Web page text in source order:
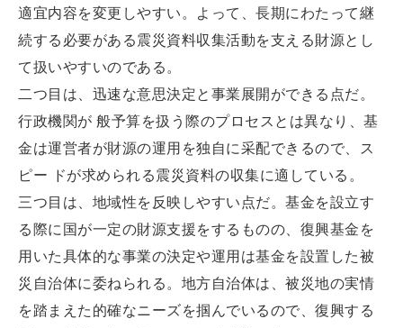
適宜内容を変更しやすい。よって、長期にわたって継
続する必要がある震災資料収集活動を支える財源とし
て扱いやすいのである。
二つ目は、迅速な意思決定と事業展開ができる点だ。
行政機関が 般予算を扱う際のプロセスとは異なり、基
金は運営者が財源の運用を独自に采配できるので、ス
ピー ドが求められる震災資料の収集に適している。
三つ目は、地域性を反映しやすい点だ。基金を設立す
る際に国が一定の財源支援をするものの、復興基金を
用いた具体的な事業の決定や運用は基金を設置した被
災自治体に委ねられる。地方自治体は、被災地の実情
を踏まえた的確なニーズを掴んでいるので、復興する